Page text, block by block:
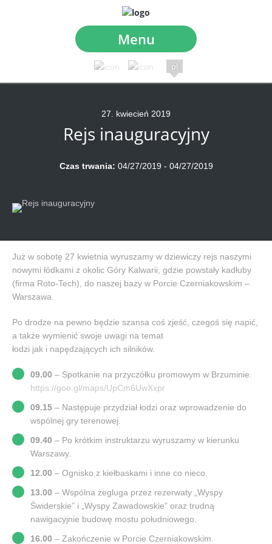
Menu
pl
27 kwiecień 2019
Rejs inauguracyjny
Czas trwania: 04/27/2019 - 04/27/2019
Już w sobotę 27 kwietnia wyruszamy w dziewiczy rejs naszymi
nowymi łódkami z okolic Góry Kalwarii, gdzie powstały kadłuby
(firma Roto-Tech), do naszej bazy w Porcie Czerniakowskim –
Warszawa.
Po drodze na pewno będzie szansa coś zjeść, czegoś się napić,
a także wymienić swoje uwagi na temat
łodzi jak i napędzających ich silników.
09.00 – Spotkanie na przyczółku promowym w Brzuminie.
https://goo.gl/maps/UpCm6UwXxpr
09.15 – Następuje przydział łodzi oraz wprowadzenie do
wspólnej gry terenowej.
09.40 – Po krótkim instruktarzu wyruszamy w kierunku
Warszawy.
12.00 – Ognisko z kiełbaskami i inne co nieco.
13.00 – Wspólna żegluga przez rezerwaty „Wyspy
Świderskie” i „Wyspy Zawadowskie” oraz trudną
nawigacyjnie budowę mostu południowego.
16.00 – Zakończenie w Porcie Czerniakowskim.